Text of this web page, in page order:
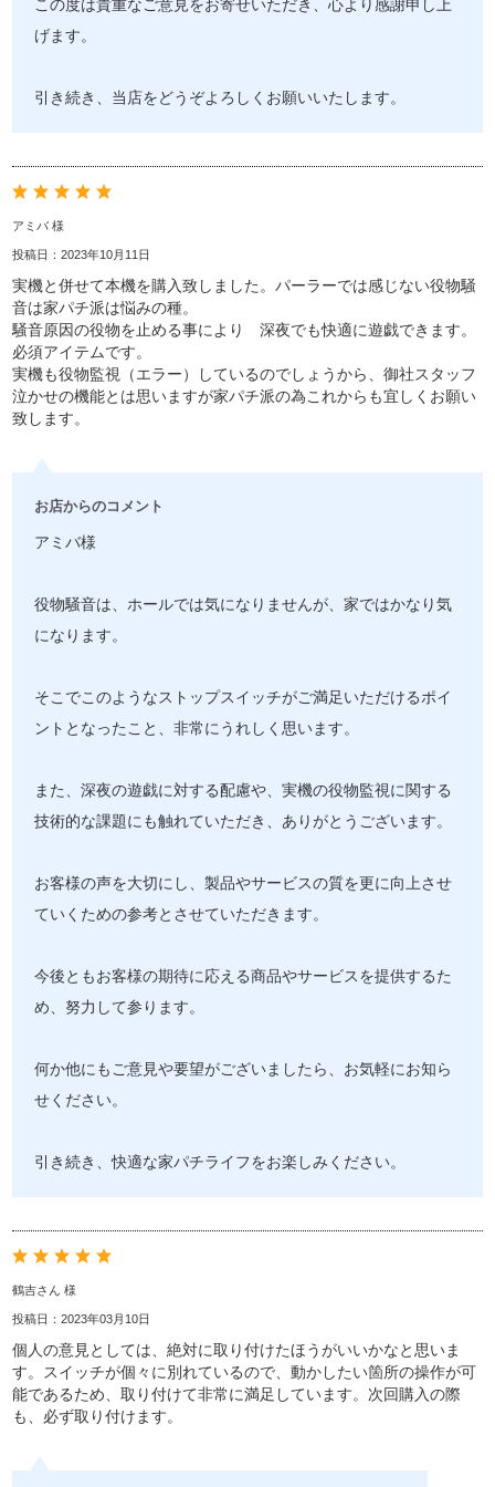
この度は貴重なご意見をお寄せいただき、心より感謝申し上
げます。
引き続き、当店をどうぞよろしくお願いいたします。
アミバ 様
投稿日：2023年10月11日
実機と併せて本機を購入致しました。パーラーでは感じない役物騒
音は家パチ派は悩みの種。
騒音原因の役物を止める事により 深夜でも快適に遊戯できます。
必須アイテムです。
実機も役物監視（エラー）しているのでしょうから、御社スタッフ
泣かせの機能とは思いますが家パチ派の為これからも宜しくお願い
致します。
お店からのコメント
アミバ様
役物騒音は、ホールでは気になりませんが、家ではかなり気
になります。
そこでこのようなストップスイッチがご満足いただけるポイ
ントとなったこと、非常にうれしく思います。
また、深夜の遊戯に対する配慮や、実機の役物監視に関する
技術的な課題にも触れていただき、ありがとうございます。
お客様の声を大切にし、製品やサービスの質を更に向上させ
ていくための参考とさせていただきます。
今後ともお客様の期待に応える商品やサービスを提供するた
め、努力して参ります。
何か他にもご意見や要望がございましたら、お気軽にお知ら
せください。
引き続き、快適な家パチライフをお楽しみください。
鶴吉さん 様
投稿日：2023年03月10日
個人の意見としては、絶対に取り付けたほうがいいかなと思いま
す。スイッチが個々に別れているので、動かしたい箇所の操作が可
能であるため、取り付けて非常に満足しています。次回購入の際
も、必ず取り付けます。